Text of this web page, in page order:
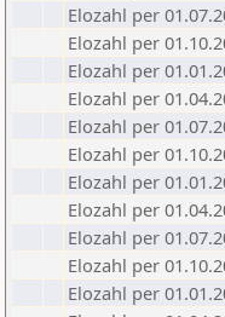
Elozahl per
Elozahl per
Elozahl per
Elozahl per
Elozahl per
Elozahl per
Elozahl per
Elozahl per
Elozahl per
Elozahl per
Elozahl per